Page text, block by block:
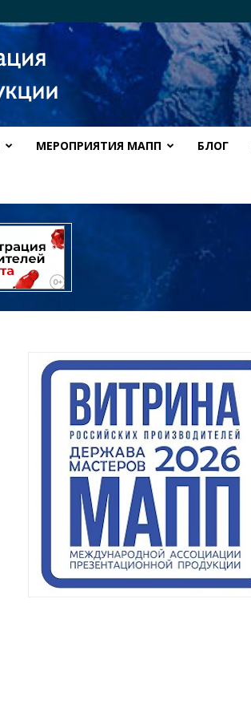
МЕРОПРИЯТИЯ МАПП БЛОГ